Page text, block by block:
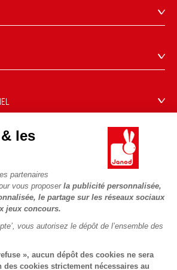
les
partenaires
vous proposer la publicité personnalisée,
le partage sur les réseaux sociaux
jeux concours.
vous autorisez le dépôt de l’ensemble des
», aucun dépôt des cookies ne sera
des cookies strictement nécessaires au
âge